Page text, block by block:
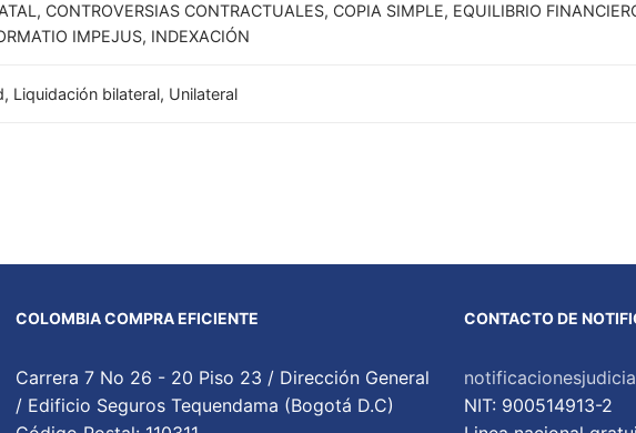
CONTROVERSIAS CONTRACTUALES, COPIA SIMPLE, EQUILIBRIO
IMPEJUS, INDEXACIÓN
Liquidación bilateral, Unilateral
COLOMBIA COMPRA EFICIENTE
Carrera 7 No 26 - 20 Piso 23 / Dirección General
/ Edificio Seguros Tequendama (Bogotá D.C)
CONTACTO DE
NIT: 900514913-2